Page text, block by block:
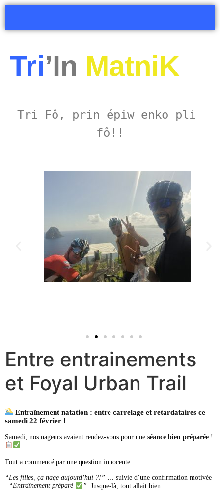
Tri’In MatniK
Tri Fô, prin épiw enko pli
fô!!
Entre entrainements
et Foyal Urban Trail
Entraînement natation : entre carrelage et retardataires ce
samedi 22 février !
Samedi, nos nageurs avaient rendez-vous pour une séance bien préparée !
Tout a commencé par une question innocente :
“Les filles, ça nage aujourd’hui ?!” … suivie d’une confirmation motivée
: “Entraînement préparé ” . Jusque-là, tout allait bien.